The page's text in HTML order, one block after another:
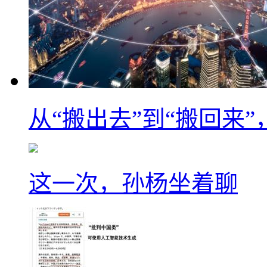
从“搬出去”到“搬回来
这一次，孙杨坐着聊